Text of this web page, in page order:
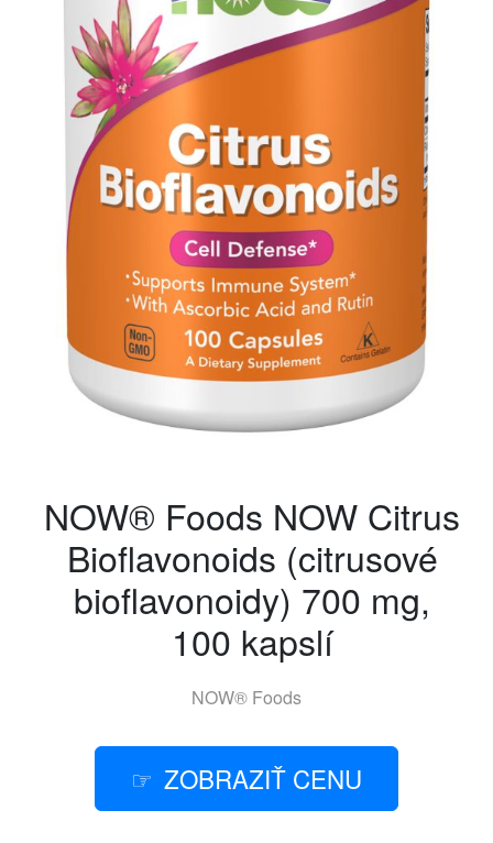
NOW® Foods NOW Citrus
Bioflavonoids (citrusové
bioflavonoidy) 700 mg,
100 kapslí
NOW® Foods
ZOBRAZIŤ CENU